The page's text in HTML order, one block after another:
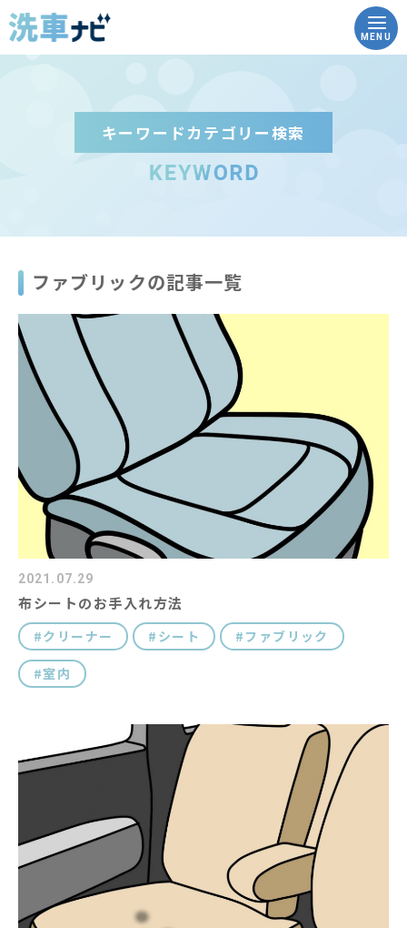
MENU
トップ
洗車の豆知識
実践！how to洗車
こんな時どうする？Q&A
コイン洗車場を調べる
コラム
キャラクター紹介
#キーワード
キーワードカテゴリー検索
ファブリックの記事一覧
2021.07.29
布シートのお手入れ方法
クリーナー シート ファブリック
室内